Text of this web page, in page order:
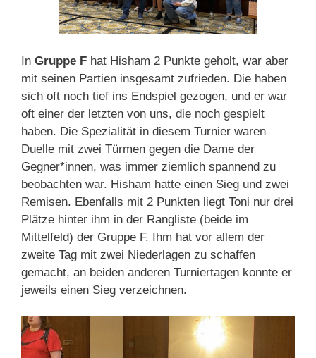
In Gruppe F hat Hisham 2 Punkte geholt, war aber
mit seinen Partien insgesamt zufrieden. Die haben
sich oft noch tief ins Endspiel gezogen, und er war
oft einer der letzten von uns, die noch gespielt
haben. Die Spezialität in diesem Turnier waren
Duelle mit zwei Türmen gegen die Dame der
Gegner*innen, was immer ziemlich spannend zu
beobachten war. Hisham hatte einen Sieg und zwei
Remisen. Ebenfalls mit 2 Punkten liegt Toni nur drei
Plätze hinter ihm in der Rangliste (beide im
Mittelfeld) der Gruppe F. Ihm hat vor allem der
zweite Tag mit zwei Niederlagen zu schaffen
gemacht, an beiden anderen Turniertagen konnte er
jeweils einen Sieg verzeichnen.